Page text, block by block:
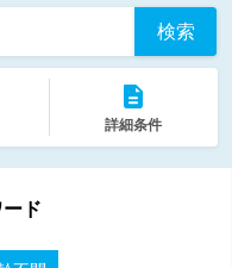
検索
詳細条件
ド